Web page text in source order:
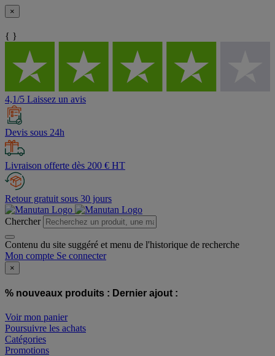
×
{ }
4,1/5 Laissez un avis
Devis sous 24h
Livraison offerte dès 200 € HT
Retour gratuit sous 30 jours
Chercher
Contenu du site suggéré et menu de l'historique de recherche
Mon compte Se connecter
×
% nouveaux produits : Dernier ajout :
Voir mon panier
Poursuivre les achats
Catégories
Promotions